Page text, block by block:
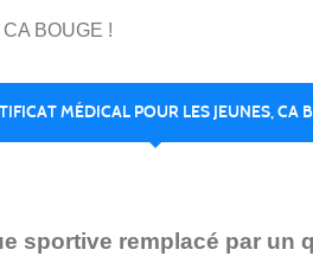
BOUGE !
MÉDICAL POUR LES JEUNES, CA
sportive remplacé par un